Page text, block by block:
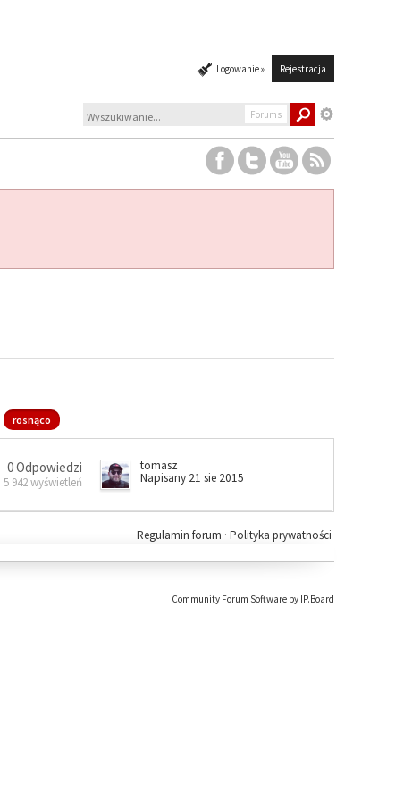
Logowanie » Rejestracja
Forums
rosnąco
0 Odpowiedzi
5 942 wyświetleń
tomasz
Napisany 21 sie 2015
Polityka prywatności
Regulamin forum ·
Community Forum Software by IP.Board